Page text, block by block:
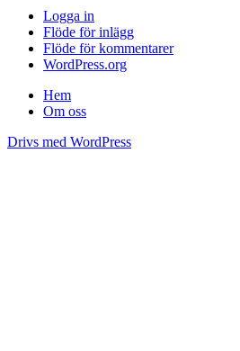
Logga in
Flöde för inlägg
Flöde för kommentarer
WordPress.org
Hem
Om oss
Drivs med WordPress